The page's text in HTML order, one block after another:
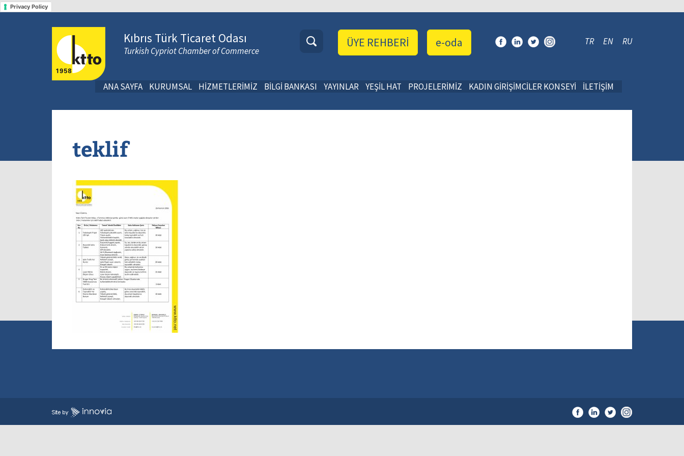
Privacy Policy
Kıbrıs Türk Ticaret Odası
Turkish Cypriot Chamber of Commerce
TR EN RU
e-oda
ÜYE REHBERİ
ANA SAYFA KURUMSAL HİZMETLERİMİZ BİLGİ BANKASI YAYINLAR YEŞİL HAT PROJELERİMİZ KADIN GİRİŞİMCİLER KONSEYİ İLETİŞİM
teklif